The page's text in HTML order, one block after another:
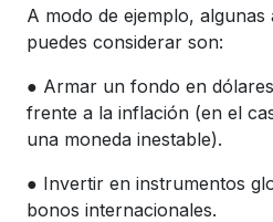
A modo de ejemplo, algunas
puedes considerar son:
● Armar un fondo en
frente a la inflación (en el
una moneda inestable).
● Invertir en instrumentos
bonos internacionales.